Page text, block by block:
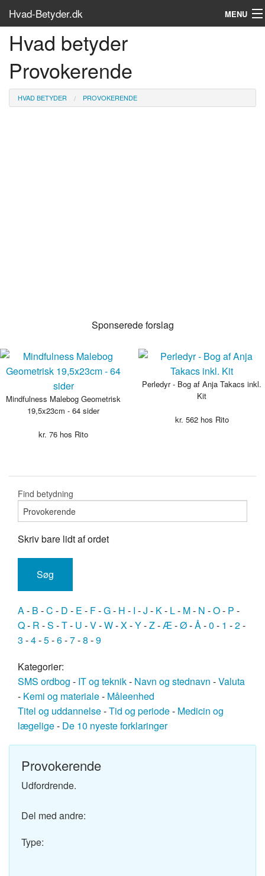
Hvad-Betyder.dk MENU
Om siden
Søg...
Find bøger
Hvad betyder
Provokerende
HVAD BETYDER PROVOKERENDE
Sponserede forslag
Mindfulness Malebog Geometrisk
19,5x23cm - 64 sider
kr. 76 hos Rito
Perledyr - Bog af Anja Takacs inkl.
Kit
kr. 562hos Rito
Find betydning
Skriv bare lidt af ordet
A- B -C - D - E - F-G- H - I -J - K- L- M- N -O- P -
Q- R -S -T- U -V-W-X-Y-Z-Æ-Ø-Å-0 - 1 -2-
3 -4-5-6-7-8 -9
Kategorier:
SMS ordbog - IT og teknik- Navn og stednavn -Valuta
- Kemi og materiale- Måleenhed
Titel og uddannelse-Tid og periode- Medicin og
lægelige- De 10 nyeste forklaringer
Provokerende
Udfordrende.
Del med andre:
Type: